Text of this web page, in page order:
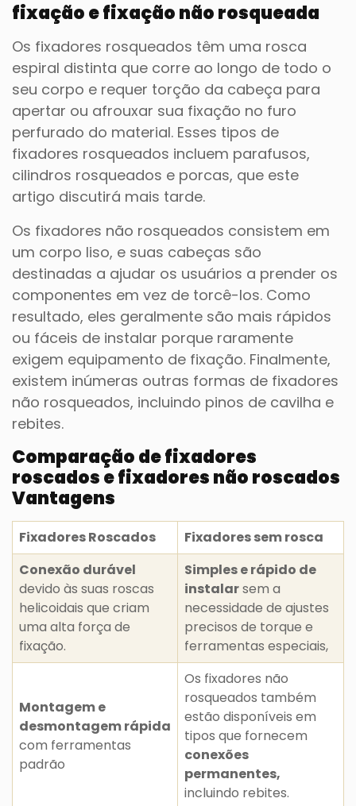
fixação e fixação não rosqueada
Os fixadores rosqueados têm uma rosca
espiral distinta que corre ao longo de todo o
seu corpo e requer torção da cabeça para
apertar ou afrouxar sua fixação no furo
perfurado do material. Esses tipos de
fixadores rosqueados incluem parafusos,
cilindros rosqueados e porcas, que este
artigo discutirá mais tarde.
Os fixadores não rosqueados consistem em
um corpo liso, e suas cabeças são
destinadas a ajudar os usuários a prender os
componentes em vez de torcê-los. Como
resultado, eles geralmente são mais rápidos
ou fáceis de instalar porque raramente
exigem equipamento de fixação. Finalmente,
existem inúmeras outras formas de fixadores
não rosqueados, incluindo pinos de cavilha e
rebites.
Comparação de fixadores
roscados e fixadores não roscados
Vantagens
Fixadores Roscados
Fixadores sem rosca
Conexão durável
devido às suas roscas
helicoidais que criam
uma alta força de
fixação.
Simples e rápido de
instalarsem a
necessidade de ajustes
precisos de torque e
ferramentas especiais,
Montagem e
desmontagem rápida
com ferramentas
padrão
Os fixadores não
rosqueados também
estão disponíveis em
tipos que fornecem
conexões
permanentes,
incluindo rebites.